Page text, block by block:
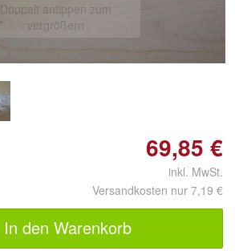
Doppelt antippen zum
vergrößern
69,85 €
inkl. MwSt.
Versandkosten nur 7,19 €
In den Warenkorb